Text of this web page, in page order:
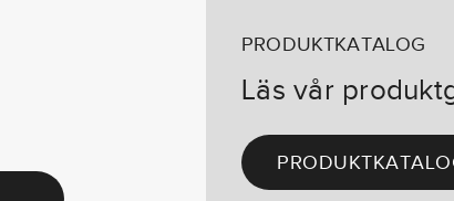
PRODUKTKATALOG
Läs vår